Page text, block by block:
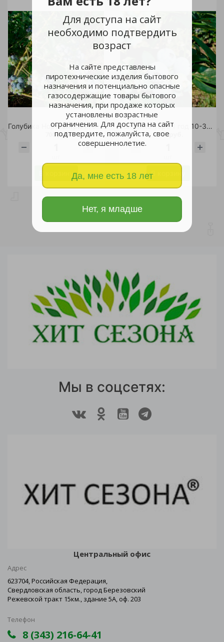
Для доступа на сайт
необходимо подтвердить
возраст
На сайте представлены
пиротехнические изделия бытового
назначения и потенциально опасные
газосодержащие товары бытового
назначения, при продаже которых
установлены возрастные
ограничения. Для доступа на сайт
подтвердите, пожалуйста, свое
совершеннолетие.
Да, мне есть 18 лет
Нет, я младше
Голубика Норткантри 1 год 10-20 см 1шт
700 руб.
В корзину
Голубика Торо 1 год 10-30 см 1шт
780 руб.
В корзину
Мы в соцсетях:
Центральный офис
Адрес
623704, Российская Федерация,
Свердловская область, город Березовский
Режевской тракт 15км., здание 5А, оф. 203
Телефон
8 (343) 216-64-41